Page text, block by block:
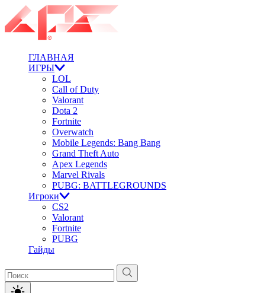
ГЛАВНАЯ
ИГРЫ
LOL
Call of Duty
Valorant
Dota 2
Fortnite
Overwatch
Mobile Legends: Bang Bang
Grand Theft Auto
Apex Legends
Marvel Rivals
PUBG: BATTLEGROUNDS
Игроки
CS2
Valorant
Fortnite
PUBG
Гайды